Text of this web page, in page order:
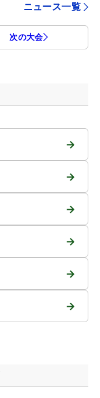
ニュース一覧
次の大会
→
→
→
→
→
→